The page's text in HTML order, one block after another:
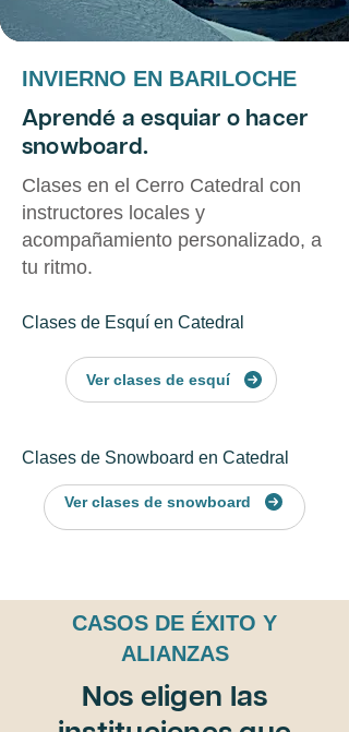
CASOS DE ÉXITO Y
ALIANZAS
Nos eligen las
INVIERNO EN BARILOCHE
Aprendé a esquiar o hacer
snowboard.
Clases en el Cerro Catedral con
instructores locales y
acompañamiento personalizado, a
tu ritmo.
Clases de Esquí en Catedral
Ver clases de esquí
Clases de Snowboard en Catedral
Ver clases de snowboard